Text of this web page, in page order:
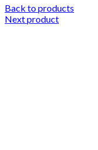
Back to products
Next product